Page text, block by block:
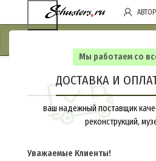
Мы работаем со
ДОСТАВКА И
ваш надежный поставщик
реконструкций,
Уважаемые Клиенты!